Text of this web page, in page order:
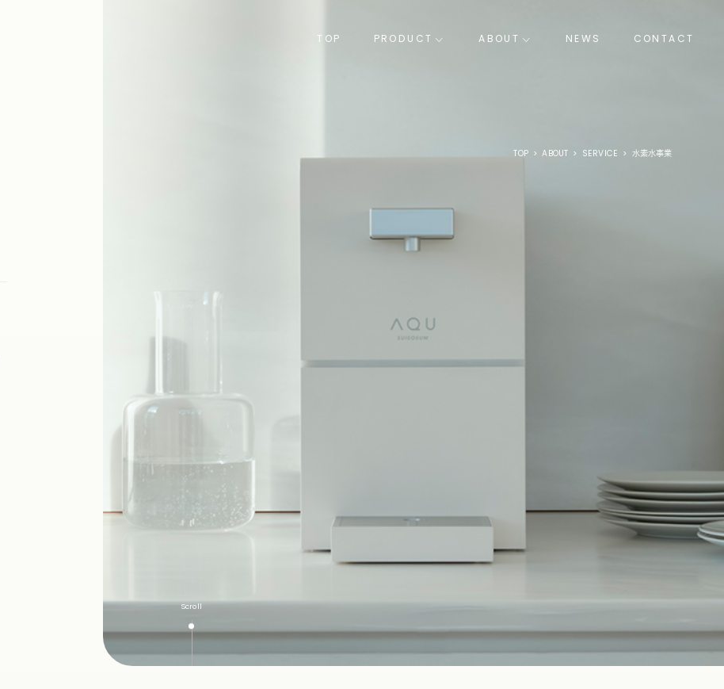
O P P R O D U C
H&
ビューティフルケアブランド
A B O U N E W S C O N TA C
Scroll
TOP > ABOUT > SERVICE > 水素水事業